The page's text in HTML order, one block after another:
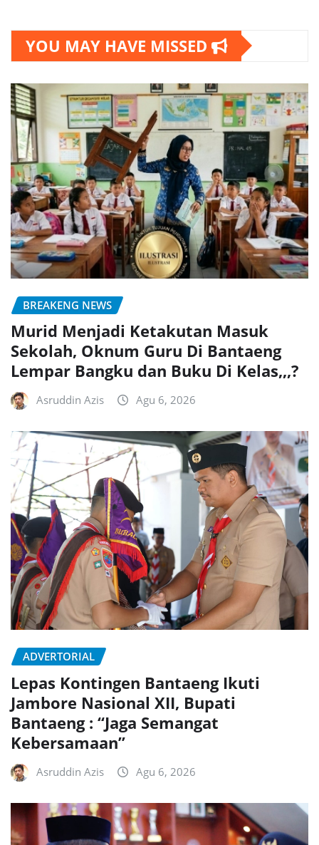
YOU MAY HAVE MISSED
BREAKENG NEWS
Murid Menjadi Ketakutan Masuk
Sekolah, Oknum Guru Di Bantaeng
Lempar Bangku dan Buku Di Kelas,,,?
Asruddin Azis Agu 6, 2026
ADVERTORIAL
Lepas Kontingen Bantaeng Ikuti
Jambore Nasional XII, Bupati
Bantaeng : “Jaga Semangat
Kebersamaan”
Asruddin Azis Agu 6, 2026